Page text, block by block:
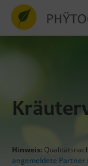
Hinweis:
angemeldete Partner